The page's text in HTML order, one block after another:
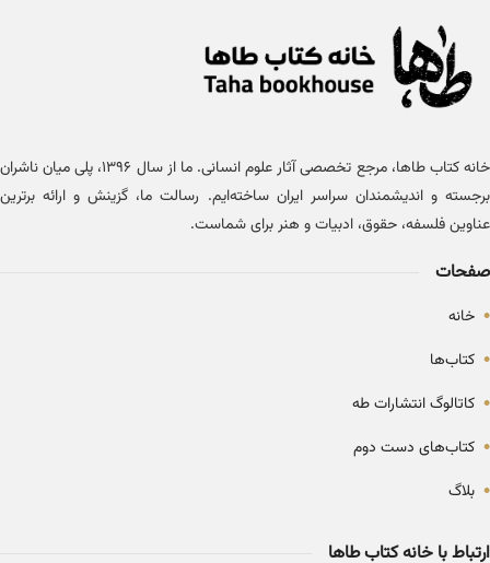
خانه کتاب طاها، مرجع تخصصی آثار علوم انسانی. ما از سال ۱۳۹۶، پلی میان ناشران
برجسته و اندیشمندان سراسر ایران ساخته‌ایم. رسالت ما، گزینش و ارائه برترین
عناوین فلسفه، حقوق، ادبیات و هنر برای شماست.
صفحات
• خانه
• کتاب‌ها
• کاتالوگ انتشارات طه
• کتاب‌های دست دوم
• بلاگ
ارتباط با خانه کتاب طاها